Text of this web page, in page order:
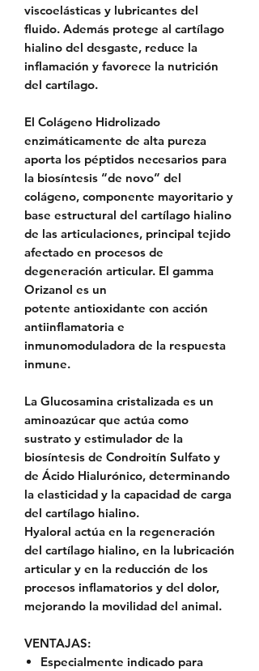
viscoelásticas y lubricantes del
fluido. Además protege al cartílago
hialino del desgaste, reduce la
inflamación y favorece la nutrición
del cartílago.
El Colágeno Hidrolizado
enzimáticamente de alta pureza
aporta los péptidos necesarios para
la biosíntesis “de novo” del
colágeno, componente mayoritario y
base estructural del cartílago hialino
de las articulaciones, principal tejido
afectado en procesos de
degeneración articular. El gamma
Orizanol es un
potente antioxidante con acción
antiinflamatoria e
inmunomoduladora de la respuesta
inmune.
La Glucosamina cristalizada es un
aminoazúcar que actúa como
sustrato y estimulador de la
biosíntesis de Condroitín Sulfato y
de Ácido Hialurónico, determinando
la elasticidad y la capacidad de carga
del cartílago hialino.
Hyaloral actúa en la regeneración
del cartílago hialino, en la lubricación
articular y en la reducción de los
procesos inflamatorios y del dolor,
mejorando la movilidad del animal.
VENTAJAS:
Especialmente indicado para